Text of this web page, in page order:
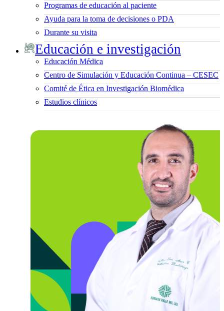
Programas de educación al paciente
Ayuda para la toma de decisiones o PDA
Durante su visita
Educación e investigación
Educación Médica
Centro de Simulación y Educación Continua – CESEC
Comité de Ética en Investigación Biomédica
Estudios clínicos